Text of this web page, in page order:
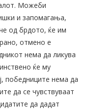
Можеби
и запомагања,
од брдото, ќе им
отмено е
нема да ликува
ќе му
победниците нема да
да се чувствуваат
да дадат